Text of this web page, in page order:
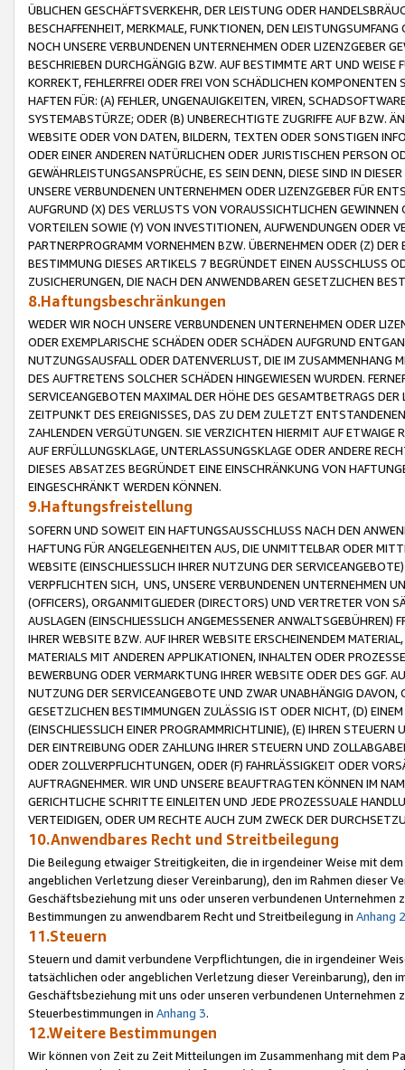
ÜBLICHEN GESCHÄFTSVERKEHR, DER LEISTUNG ODER
BESCHAFFENHEIT, MERKMALE, FUNKTIONEN, DEN
NOCH UNSERE VERBUNDENEN UNTERNEHMEN ODER LIZENZGEBER
BESCHRIEBEN DURCHGÄNGIG BZW. AUF BESTIMMTE ART UND
KORREKT, FEHLERFREI ODER FREI VON SCHÄDLICHEN
HAFTEN FÜR: (A) FEHLER, UNGENAUIGKEITEN, VIREN,
SYSTEMABSTÜRZE; ODER (B) UNBERECHTIGTE ZUGRIFFE AUF BZW.
WEBSITE ODER VON DATEN, BILDERN, TEXTEN ODER SONSTIGEN
ODER EINER ANDEREN NATÜRLICHEN ODER JURISTISCHEN PERSON
GEWÄHRLEISTUNGSANSPRÜCHE, ES SEIN DENN, DIESE SIND IN
UNSERE VERBUNDENEN UNTERNEHMEN ODER LIZENZGEBER FÜR
AUFGRUND (X) DES VERLUSTS VON VORAUSSICHTLICHEN
VORTEILEN SOWIE (Y) VON INVESTITIONEN, AUFWENDUNGEN ODER
PARTNERPROGRAMM VORNEHMEN BZW. ÜBERNEHMEN ODER (Z)
BESTIMMUNG DIESES ARTIKELS 7 BEGRÜNDET EINEN AUSSCHLUSS
ZUSICHERUNGEN, DIE NACH DEN ANWENDBAREN GESETZLICHEN
8.Haftungsbeschränkungen
WEDER WIR NOCH UNSERE VERBUNDENEN UNTERNEHMEN ODER
ODER EXEMPLARISCHE SCHÄDEN ODER SCHÄDEN AUFGRUND
NUTZUNGSAUSFALL ODER DATENVERLUST, DIE IM ZUSAMMENHANG
DES AUFTRETENS SOLCHER SCHÄDEN HINGEWIESEN WURDEN.
SERVICEANGEBOTEN MAXIMAL DER HÖHE DES GESAMTBETRAGS
ZEITPUNKT DES EREIGNISSES, DAS ZU DEM ZULETZT
ZAHLENDEN VERGÜTUNGEN. SIE VERZICHTEN HIERMIT AUF
AUF ERFÜLLUNGSKLAGE, UNTERLASSUNGSKLAGE ODER ANDERE
DIESES ABSATZES BEGRÜNDET EINE EINSCHRÄNKUNG VON
EINGESCHRÄNKT WERDEN KÖNNEN.
9.Haftungsfreistellung
SOFERN UND SOWEIT EIN HAFTUNGSAUSSCHLUSS NACH DEN
HAFTUNG FÜR ANGELEGENHEITEN AUS, DIE UNMITTELBAR ODER
WEBSITE (EINSCHLIESSLICH IHRER NUTZUNG DER
VERPFLICHTEN SICH, UNS, UNSERE VERBUNDENEN UNTERNEHMEN
(OFFICERS), ORGANMITGLIEDER (DIRECTORS) UND VERTRETER VON
AUSLAGEN (EINSCHLIESSLICH ANGEMESSENER
IHRER WEBSITE BZW. AUF IHRER WEBSITE ERSCHEINENDEM
MATERIALS MIT ANDEREN APPLIKATIONEN, INHALTEN ODER
BEWERBUNG ODER VERMARKTUNG IHRER WEBSITE ODER DES GGF.
NUTZUNG DER SERVICEANGEBOTE UND ZWAR UNABHÄNGIG
GESETZLICHEN BESTIMMUNGEN ZULÄSSIG IST ODER NICHT, (D)
(EINSCHLIESSLICH EINER PROGRAMMRICHTLINIE), (E) IHREN
DER EINTREIBUNG ODER ZAHLUNG IHRER STEUERN UND
ODER ZOLLVERPFLICHTUNGEN, ODER (F) FAHRLÄSSIGKEIT ODER
AUFTRAGNEHMER. WIR UND UNSERE BEAUFTRAGTEN KÖNNEN IM
GERICHTLICHE SCHRITTE EINLEITEN UND JEDE PROZESSUALE
VERTEIDIGEN, ODER UM RECHTE AUCH ZUM ZWECK DER
10.Anwendbares Recht und Streitbeilegung
Die Beilegung etwaiger Streitigkeiten, die in irgendeiner Weise mit
angeblichen Verletzung dieser Vereinbarung), den im Rahmen dieser
Geschäftsbeziehung mit uns oder unseren verbundenen
Bestimmungen zu anwendbarem Recht und Streitbeilegung in Anhang 2
11.Steuern
Steuern und damit verbundene Verpflichtungen, die in irgendeiner
tatsächlichen oder angeblichen Verletzung dieser Vereinbarung), den
Geschäftsbeziehung mit uns oder unseren verbundenen
Steuerbestimmungen in Anhang 3.
12.Weitere Bestimmungen
Wir können von Zeit zu Zeit Mitteilungen im Zusammenhang mit dem